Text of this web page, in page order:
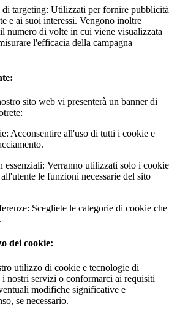
targeting: Utilizzati per fornire pubblicità
e ai suoi interessi. Vengono inoltre
numero di volte in cui viene visualizzata
l'efficacia della campagna
sito web vi presenterà un banner di
Acconsentire all'uso di tutti i cookie e
essenziali: Verranno utilizzati solo i cookie
le funzioni necessarie del sito
Scegliete le categorie di cookie che
dei cookie:
utilizzo di cookie e tecnologie di
nostri servizi o conformarci ai requisiti
modifiche significative e
se necessario.